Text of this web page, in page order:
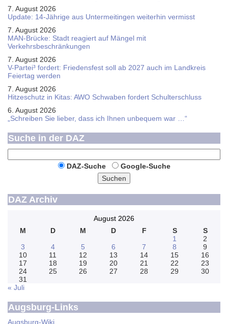
7. August 2026
Update: 14-Jährige aus Untermeitingen weiterhin vermisst
7. August 2026
MAN-Brücke: Stadt reagiert auf Mängel mit
Verkehrsbeschränkungen
7. August 2026
V-Partei­³ fordert: Friedens­fest soll ab 2027 auch im Land­kreis
Feier­tag werden
7. August 2026
Hitzeschutz in Kitas: AWO Schwaben fordert Schulterschluss
6. August 2026
„Schreiben Sie lieber, dass ich Ihnen unbequem war …“
Suche in der DAZ
DAZ-Suche
Google-Suche
Suchen
DAZ Archiv
August 2026
M
D M D F S
S
1
2
3
4 5 6 7 8
9
10
11 12 13 14 15
16
17
18 19 20 21 22
23
24
25 26 27 28 29
30
31
« Juli
Augsburg-Links
Augsburg-Wiki